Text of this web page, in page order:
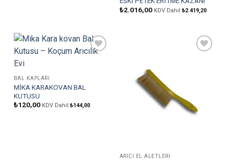
₺2.016,00 KDV Dahil ₺2.419,20
BAL KAPLARI
MİKA KARAKOVAN BAL
KUTUSU
₺120,00 KDV Dahil ₺144,00
ARICI EL ALETLERI